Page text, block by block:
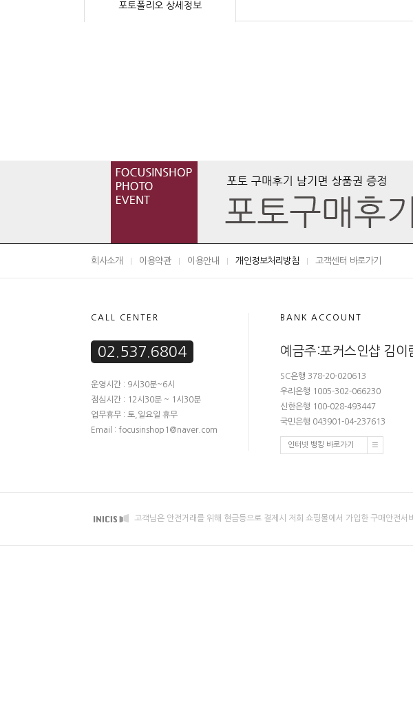
포토폴리오 상세정보
회사소개 이용약관 이용안내 개인정보처리방침 고객센터 바로가기
CALL CENTER
02.537.6804
운영시간 : 9시30분~6시
점심시간 : 12시30분 ~ 1시30분
업무휴무 : 토,일요일 휴무
Email : focusinshop1@naver.com
BANK ACCOUNT
예금주:포커스인샵 김이
SC은행 378-20-020613
우리은행 1005-302-066230
신한은행 100-028-493447
국민은행 043901-04-237613
인터넷 뱅킹 바로가기
고객님은 안전거래를 위해 현금등으로 결제시 저희 쇼핑몰에서 가입한 구매안전서